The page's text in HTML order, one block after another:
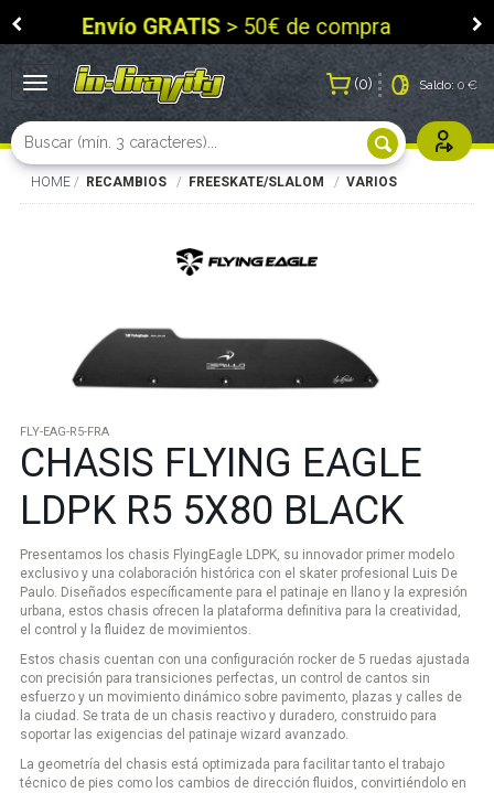
Envío GRATIS> 50€ de compra
0 Saldo:0 €
Usuarios
Toggle
navigation
HOME RECAMBIOS FREESKATE/SLALOM VARIOS
FLY-EAG-R5-FRA
CHASIS FLYING EAGLE
LDPK R5 5X80 BLACK
Presentamos los chasis FlyingEagle LDPK, su innovador primer modelo
exclusivo y una colaboración histórica con el skater profesional Luis De
Paulo. Diseñados específicamente para el patinaje en llano y la expresión
urbana, estos chasis ofrecen la plataforma definitiva para la creatividad,
el control y la fluidez de movimientos.
Estos chasis cuentan con una configuración rocker de 5 ruedas ajustada
con precisión para transiciones perfectas, un control de cantos sin
esfuerzo y un movimiento dinámico sobre pavimento, plazas y calles de
la ciudad. Se trata de un chasis reactivo y duradero, construido para
soportar las exigencias del patinaje wizard avanzado.
La geometría del chasis está optimizada para facilitar tanto el trabajo
técnico de pies como los cambios de dirección fluidos, convirtiéndolo en